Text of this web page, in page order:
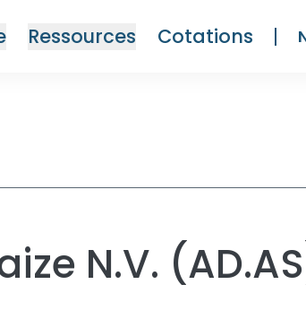
Ressources Cotations
N.V.